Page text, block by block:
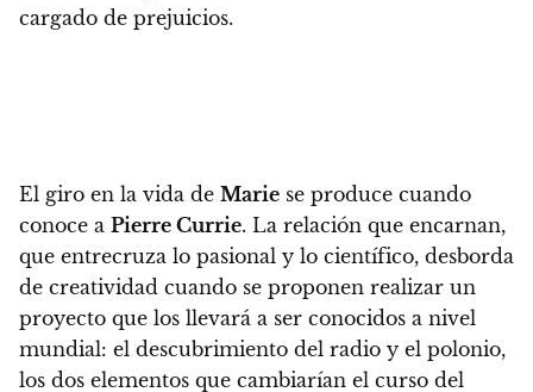
cargado de prejuicios.
El giro en la vida de Marie se produce cuando
conoce a Pierre Currie. La relación que encarnan,
que entrecruza lo pasional y lo científico, desborda
de creatividad cuando se proponen realizar un
proyecto que los llevará a ser conocidos a nivel
mundial: el descubrimiento del radio y el polonio,
los dos elementos que cambiarían el curso del